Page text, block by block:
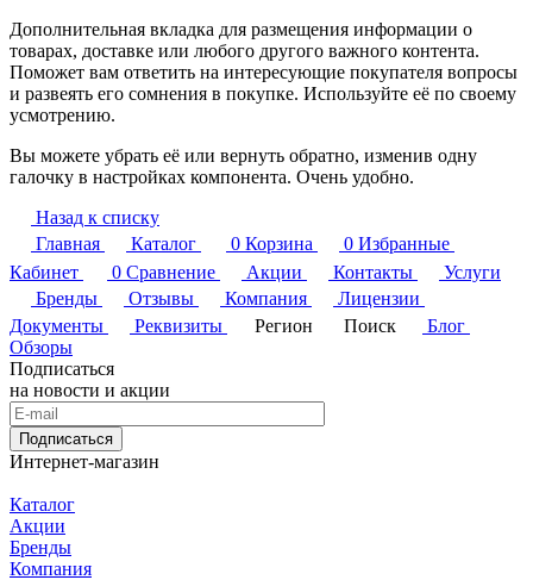
Дополнительная вкладка для размещения информации о
товарах, доставке или любого другого важного контента.
Поможет вам ответить на интересующие покупателя вопросы
и развеять его сомнения в покупке. Используйте её по своему
усмотрению.
Вы можете убрать её или вернуть обратно, изменив одну
галочку в настройках компонента. Очень удобно.
Назад к списку
Главная
Каталог 0 Корзина 0 Избранные
Кабинет
0 Сравнение Акции Контакты
Услуги
Бренды
Отзывы Компания
Лицензии
Документы
Реквизиты Регион Поиск
Блог
Обзоры
Подписаться
на новости и акции
Подписаться
Интернет-магазин
Каталог
Акции
Бренды
Компания